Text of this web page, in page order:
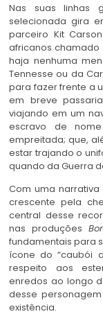
Nas suas linhas
selecionada gira
parceiro Kit
africanos chamado
haja nenhuma
Tennesse ou da
para fazer frente a
em breve
viajando em um
escravo de
empreitada; que,
estar trajando o
quando da Guerra
Com uma
crescente pela
central desse
nas produções
fundamentais para
ícone do “caubói
respeito aos
enredos ao longo
desse
existência.